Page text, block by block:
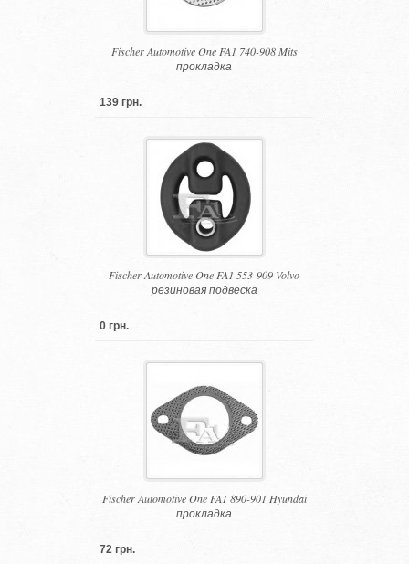
Fischer Automotive One FA1 740-908 Mits
прокладка
139 грн.
Fischer Automotive One FA1 553-909 Volvo
резиновая подвеска
0 грн.
Fischer Automotive One FA1 890-901 Hyundai
прокладка
72 грн.